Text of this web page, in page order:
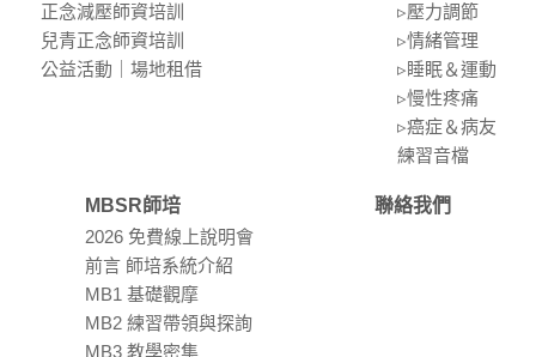
正念減壓師資培訓
兒青正念師資培訓
公益活動｜場地租借
▹壓⼒調節
▹情緒管理
▹睡眠＆運動
▹慢性疼痛
▹癌症＆病友
練習⾳檔
MBSR師培
2026 免費線上說明會
前言 師培系統介紹
MB1 基礎觀摩
MB2 練習帶領與探詢
MB3 教學密集
聯絡我們